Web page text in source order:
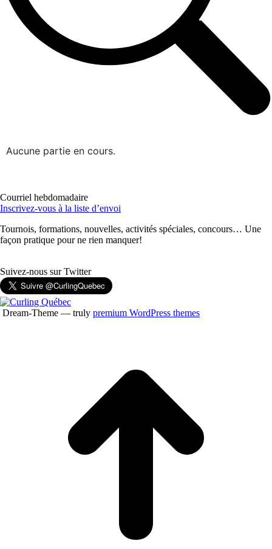
Aucune partie en cours.
Courriel hebdomadaire
Inscrivez-vous à la liste d’envoi
Tournois, formations, nouvelles, activités spéciales, concours… Une
façon pratique pour ne rien manquer!
Suivez-nous sur Twitter
Dream-Theme — truly premium WordPress themes